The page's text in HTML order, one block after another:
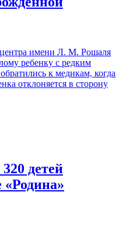
центра имени Л. М. Рошаля
ребенку с редким
к медикам, когда
отклоняется в сторону
детей
«Родина»